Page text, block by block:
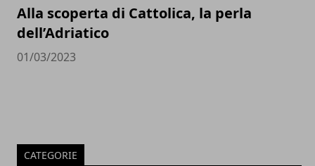
Alla scoperta di Cattolica, la perla
dell’Adriatico
01/03/2023
CATEGORIE